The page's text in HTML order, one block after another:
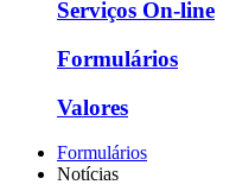
Serviços On-line
Formulários
Valores
Formulários
Notícias